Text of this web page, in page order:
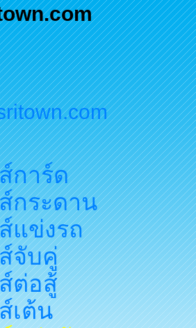
การ์ด
กระดาน
แข่งรถ
จับคู่
ต่อสู้
เต้น